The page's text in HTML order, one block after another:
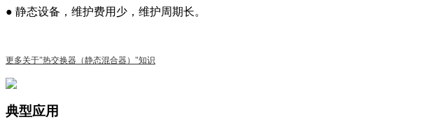
● 静态设备，维护费用少，维护周期长。
更多关于"热交换器（静态混合器）"知识
典型应用